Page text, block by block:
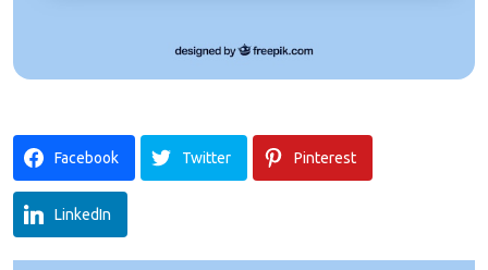
Facebook Twitter Pinterest
LinkedIn